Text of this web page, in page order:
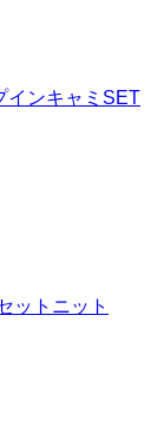
インキャミSET
ットニット